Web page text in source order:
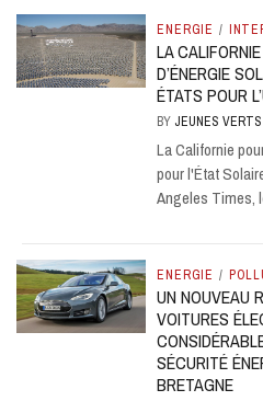
ENERGIE /
LA
D’ÉNERGIE
ÉTATS POUR
BY JEUNES
La Californie
pour l'État
Angeles Times,
ENERGIE /
UN NOUVEAU
VOITURES
SÉCURITÉ
BRETAGNE